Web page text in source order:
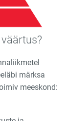
märksa
meeskond: